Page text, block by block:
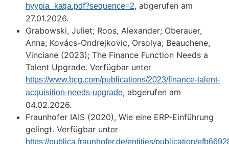
hyypia_katja.pdf?sequence=2, abgerufen am
27.01.2026.
Grabowski, Juliet; Roos, Alexander; Oberauer,
Anna; Kovács-Ondrejkovic, Orsolya; Beauchene,
Vinciane (2023); The Finance Function Needs a
Talent Upgrade. Verfügbar unter
https://www.bcg.com/publications/2023/finance-talent-
acquisition-needs-upgrade, abgerufen am
04.02.2026.
Fraunhofer IAIS (2020), Wie eine ERP-Einführung
gelingt. Verfügbar unter
https://publica.fraunhofer.de/entities/publication/